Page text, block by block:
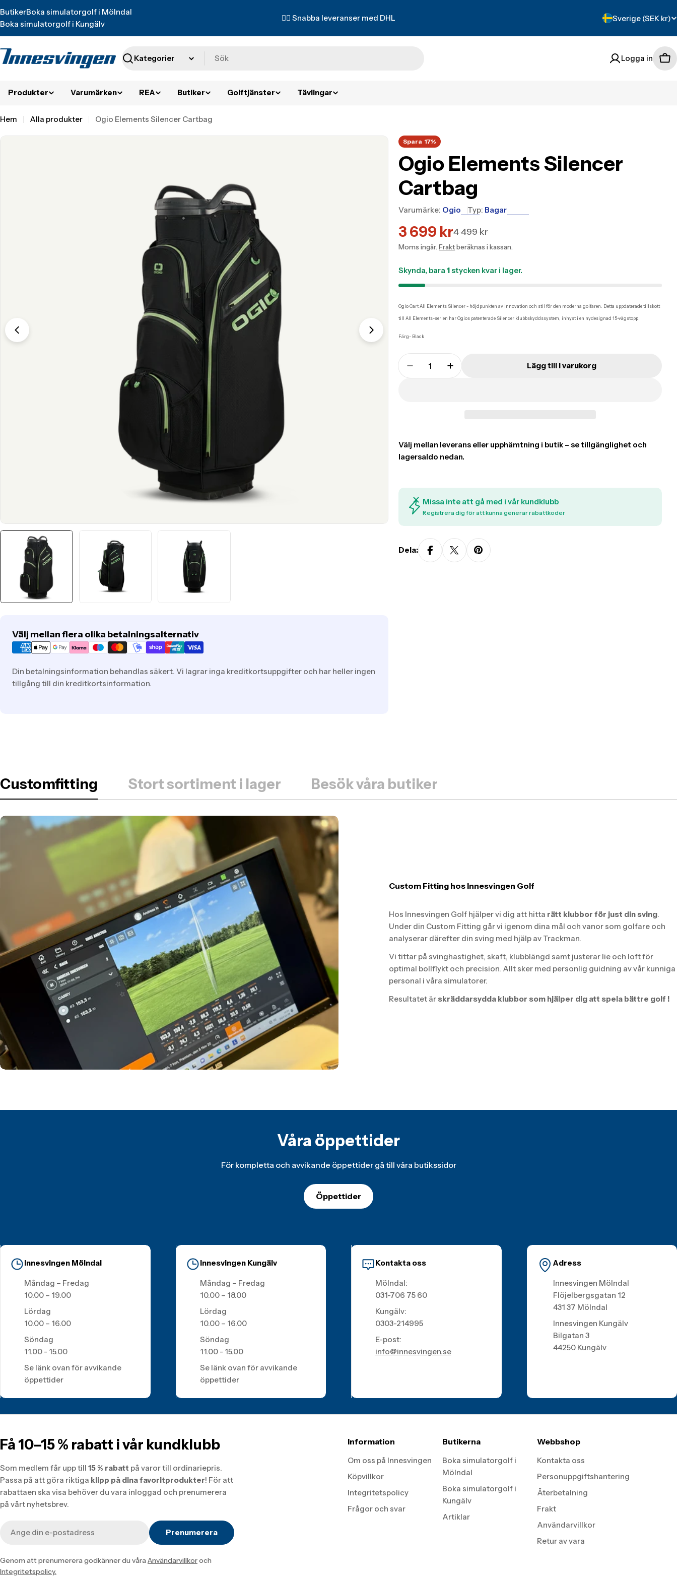
missing:
sv.accessibility.skip_to_text
ButikerBoka simulatorgolf i Mölndal
Boka simulatorgolf i Kungälv
✌🏼 Snabba leveranser med DHL Translation
missing:
Sverige (SEK kr)
Sök
Logga in
Produkter Varumärken REA Butiker Golftjänster Tävlingar
Hem Alla produkter Ogio Elements Silencer Cartbag
Translation
Translation missing: sv.products.product.media.open_media
Välj mellan flera olika betalningsalternativ
Translation
missing:
sv.general.payment.methods
Din betalningsinformation behandlas säkert. Vi lagrar inga kreditkortsuppgifter och har heller ingen
tillgång till din kreditkortsinformation.
Spara 17%
Ogio Elements Silencer
Cartbag
Varumärke: Ogio Typ: Bagar
Translation
missing:
sv.products.product.price.sale_price
3 699 kr
Translation
missing:
sv.products.product.price.regular_price
4 499 kr
Moms ingår.Fraktberäknas i kassan.
Skynda, bara1stycken kvar i lager.
Ogio Cart All Elements Silencer - höjdpunkten av innovation och stil för den moderna golfaren. Detta uppdaterade tillskott
till All Elements-serien har Ogios patenterade Silencer klubbskyddssystem, inhyst i en nydesignad 15-vägstopp.
Färg- Black
Translation
missing:Translation missing:
Translation missing:
Lägg till i varukorg
Missa inte att gå med i vår kundklubb
Registrera dig för att kunna generar rabattkoder
Dela:
Customfitting Stort sortiment i lager Besök våra butiker
Custom Fitting hos Innesvingen Golf
Hos Innesvingen Golf hjälper vi dig att hitta rätt klubbor för just din sving.
Under din Custom Fitting går vi igenom dina mål och vanor som golfare och
analyserar därefter din sving med hjälp av Trackman.
Vi tittar på svinghastighet, skaft, klubblängd samt justerar lie och loft för
optimal bollflykt och precision. Allt sker med personlig guidning av vår kunniga
personal i våra simulatorer.
Resultatet ärskräddarsydda klubbor som hjälper dig att spela bättre golf !
Våra öppettider
För kompletta och avvikande öppettider gå till våra butikssidor
Öppettider
Innesvingen Mölndal
Måndag – Fredag
10.00 – 19.00
Lördag
10.00 – 16.00
Söndag
11.00 - 15.00
Se länk ovan för avvikande
öppettider
Innesvingen Kungälv
Måndag – Fredag
10.00 – 18.00
Lördag
10.00 – 16.00
Söndag
11.00 - 15.00
Se länk ovan för avvikande
öppettider
Kontakta oss
Mölndal:
031-706 75 60
Kungälv:
0303-214995
E-post:
info@innesvingen.se
Adress
Innesvingen Mölndal
Flöjelbergsgatan 12
431 37 Mölndal
Innesvingen Kungälv
Bilgatan 3
44250 Kungälv
Få 10–15 % rabatt i vår kundklubb
Som medlem får upp till 15 % rabatt på varor till ordinariepris.
Passa på att göra riktiga klipp på dina favoritprodukter! För att
rabattaen ska visa behöver du vara inloggad och prenumerera
på vårt nyhetsbrev.
post
Prenumerera
Genom att prenumerera godkänner du våraAnvändarvillkoroch
Integritetspolicy.
Information
Om oss på Innesvingen
Köpvillkor
Integritetspolicy
Frågor och svar
Butikerna
Boka simulatorgolf i
Mölndal
Boka simulatorgolf i
Kungälv
Artiklar
Webbshop
Kontakta oss
Personuppgiftshantering
Återbetalning
Frakt
Användarvillkor
Retur av vara